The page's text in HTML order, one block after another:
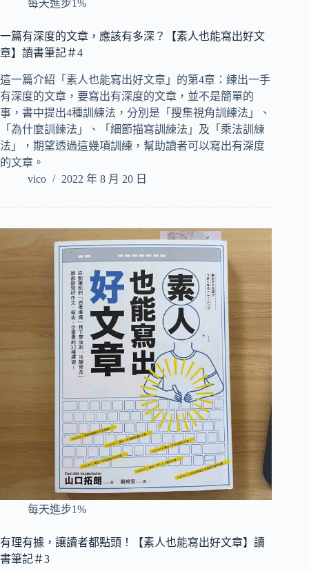
每天進步1%
一篇有深度的文章，應該有多深？【素人也能寫出好文
章】讀書筆記＃4
這一篇介紹「素人也能寫出好文章」的第4章：練出一手
有深度的文章，要寫出有深度的文章，並不是簡單的
事，書中提出4種訓練法，分別是「搜集視角訓練法」、
「為什麼訓練法」、「細節描寫訓練法」及「乘法訓練
法」，期望透過這幾項訓練，幫助讀者可以寫出有深度
的文章。
vico
2022 年 8 月 20 日
每天進步1%
有理有據，讓讀者都點頭！【素人也能寫出好文章】讀
書筆記＃3